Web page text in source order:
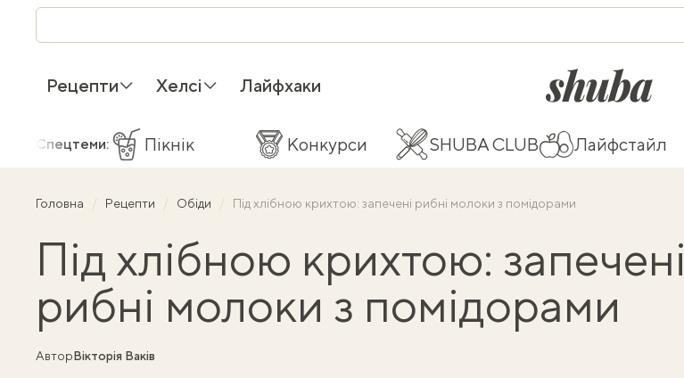
Рецепти Хелсі Лайфхаки shuba.life
Спецтеми: Пікнік Конкурси SHUBA CLUB Лайфстайл
Головна Рецепти Обіди Під хлібною крихтою: запечені рибні молоки з помідорами
Під хлібною крихтою: запечені
рибні молоки з помідорами
АвторВікторія Ваків